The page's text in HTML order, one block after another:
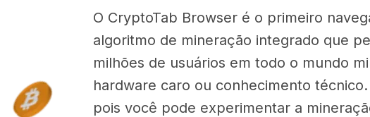
O CryptoTab Browser é o primeiro
algoritmo de mineração integrado que
milhões de usuários em todo o mundo
hardware caro ou conhecimento
pois você pode experimentar a